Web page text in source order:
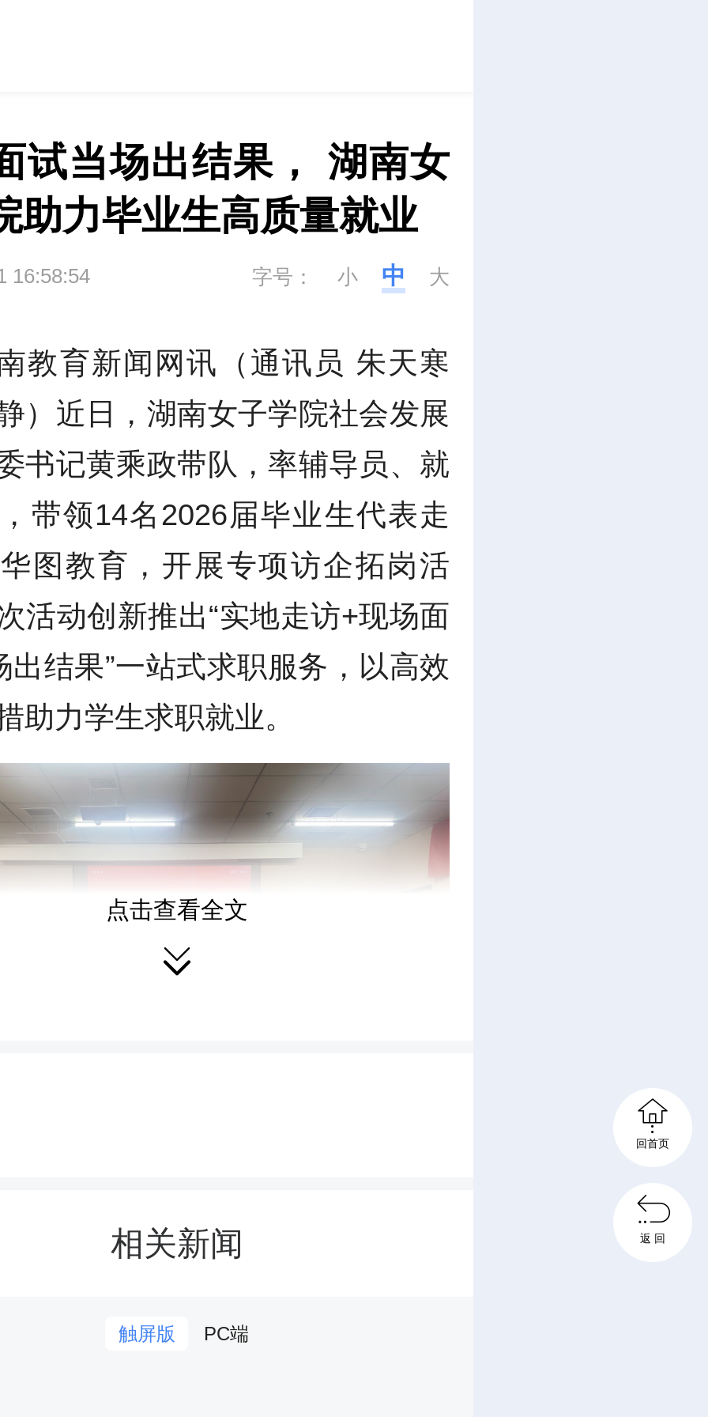
试当场出结果， 湖南女
助力毕业生高质量就业
16:58:54 字号： 小 中 大
教育新闻网讯（通讯员 朱天寒
）近日，湖南女子学院社会发展
书记黄乘政带队，率辅导员、就
带领14名2026届毕业生代表走
图教育，开展专项访企拓岗活
活动创新推出“实地走访+现场面
出结果”一站式求职服务，以高效
助力学生求职就业。
交流中，湖南华图教育校长程诗
师生到访表示热烈欢迎。企业相
详细介绍了企业发展历程、核心
点击查看全文

相关新闻
触屏版 PC端

回首页

返 回